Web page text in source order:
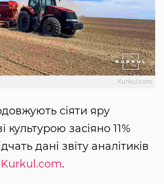
Kurkul.com
сіяти яру
засіяно 11%
дані звіту аналітиків
Kurkul.com.